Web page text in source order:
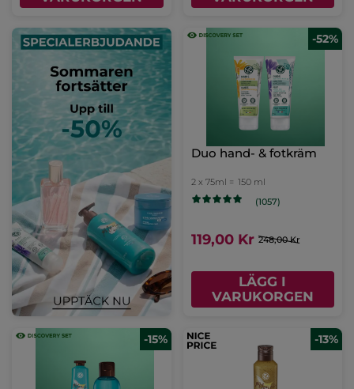
-52%
Duo hand- & fotkräm
2 x 75ml = 150 ml
(1057)
119,00 Kr 248,00 Kr
LÄGG I
VARUKORGEN
-15% -13%